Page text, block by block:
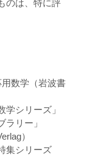
のは、特に評
数学（岩波書
シリーズ」
リー」
）
集シリーズ